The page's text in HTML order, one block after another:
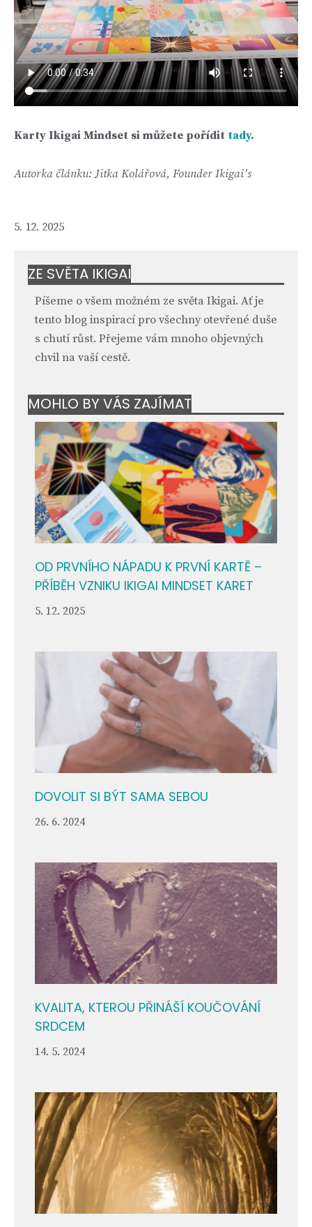
Karty Ikigai Mindset si můžete pořídit tady.
Autorka článku: Jitka Kolářová, Founder Ikigai’s
5. 12. 2025
ZE SVĚTA IKIGAI
Píšeme o všem možném ze světa Ikigai. Ať je
tento blog inspirací pro všechny otevřené duše
s chutí růst. Přejeme vám mnoho objevných
chvil na vaší cestě.
MOHLO BY VÁS ZAJÍMAT
OD PRVNÍHO NÁPADU K PRVNÍ KARTĚ –
PŘÍBĚH VZNIKU IKIGAI MINDSET KARET
5. 12. 2025
DOVOLIT SI BÝT SAMA SEBOU
26. 6. 2024
KVALITA, KTEROU PŘINÁŠÍ KOUČOVÁNÍ
SRDCEM
14. 5. 2024